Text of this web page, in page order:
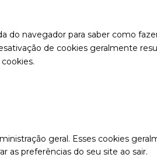
do navegador para saber como
de cookies geralmente
geral. Esses cookies
as preferências do seu site ao sair.